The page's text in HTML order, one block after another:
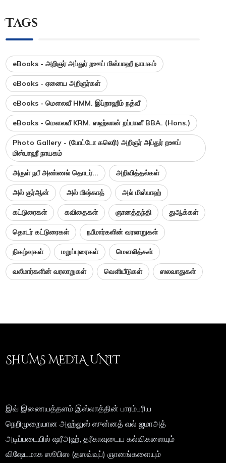
Tags
eBooks - அறிஞர் அப்துர் றஊப் மிஸ்பாஹீ நாயகம்
eBooks - ஏனைய அறிஞர்கள்
eBooks - மௌலவீ HMM. இப்றாஹீம் நத்வீ
eBooks - மௌலவீ KRM. ஸஹ்லான் றப்பானீ BBA. (Hons.)
Photo Gallery - (போட்டோ கலெரி) அறிஞர் அப்துர் றஊப்
மிஸ்பாஹீ நாயகம்
அருள் நபீ அண்ணல் தொடர்... அறிவித்தல்கள்
அல் குர்ஆன் அல் மிஷ்காத் அல் மிஸ்பாஹ்
கட்டுரைகள் கவிதைகள் ஞானத்தந்தி துஆக்கள்
தொடர் கட்டுரைகள் நபீமார்களின் வரலாறுகள்
நிகழ்வுகள் மறுப்புரைகள் மௌலித்கள்
வலீமார்களின் வரலாறுகள் வெளியீடுகள் ஸலவாதுகள்
SHUMS MEDIA UNIT
இவ் இணையத்தளம் இஸ்லாத்தின் பாரம்பரிய
நெறிமுறையான அஹ்லுஸ் ஸுன்னத் வல் ஜமாஅத்
அடிப்படையில் ஷரீஅஹ், தரீகாவுடைய கல்விகளையும்
விஷேடமாக ஸூபிஸ (தஸவ்வுப்) ஞானங்களையும்